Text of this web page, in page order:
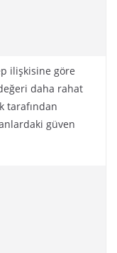
ilişkisine göre
daha rahat
tarafından
güven